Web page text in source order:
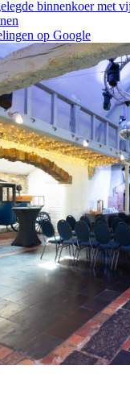
binnenkoer met
op Google